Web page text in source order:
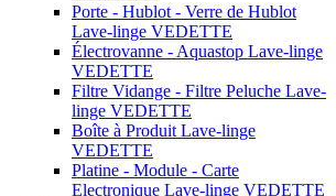
Porte - Hublot - Verre de Hublot
Lave-linge VEDETTE
Électrovanne - Aquastop Lave-linge
VEDETTE
Filtre Vidange - Filtre Peluche Lave-
linge VEDETTE
Boîte à Produit Lave-linge
VEDETTE
Platine - Module - Carte
Electronique Lave-linge VEDETTE